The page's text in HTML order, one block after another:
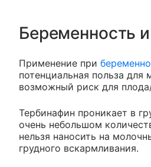
Беременность
Применение при
потенциальная польза для
возможный риск для
Тербинафин проникает в
очень небольшом
нельзя наносить на
грудного вскармливания.